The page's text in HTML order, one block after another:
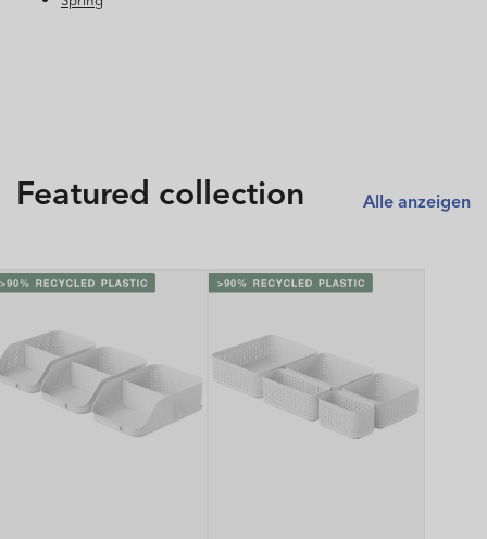
Featured collection Alle anzeigen